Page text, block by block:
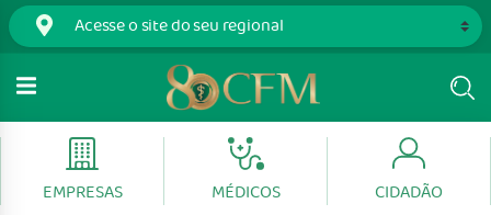
EMPRESAS MÉDICOS CIDADÃO